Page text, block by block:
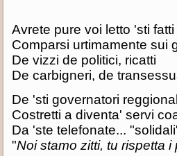
Avrete pure voi letto 'sti fatti
Comparsi urtimamente sui
De vizzi de politici, ricatti
De carbigneri, de
De 'sti governatori
Costretti a diventa' servi
Da 'ste telefonate...
"Noi stamo zitti, tu rispetta i